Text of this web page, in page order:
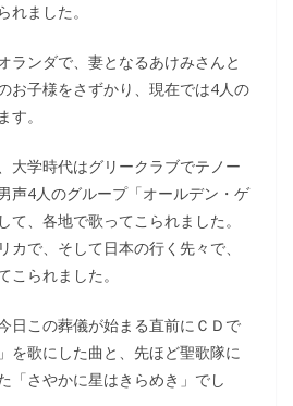
れました。
ランダで、妻となるあけみさんと
お子様をさずかり、現在では4人の
す。
大学時代はグリークラブでテノー
声4人のグループ「オールデン・ゲ
て、各地で歌ってこられました。
カで、そして日本の行く先々で、
こられました。
日この葬儀が始まる直前にＣＤで
を歌にした曲と、先ほど聖歌隊に
「さやかに星はきらめき」でし